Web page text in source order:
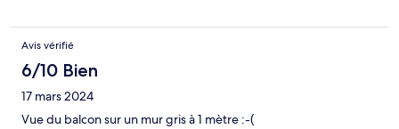
Avis vérifié
6/10 Bien
17 mars 2024
Vue du balcon sur un mur gris à 1 mètre :-(